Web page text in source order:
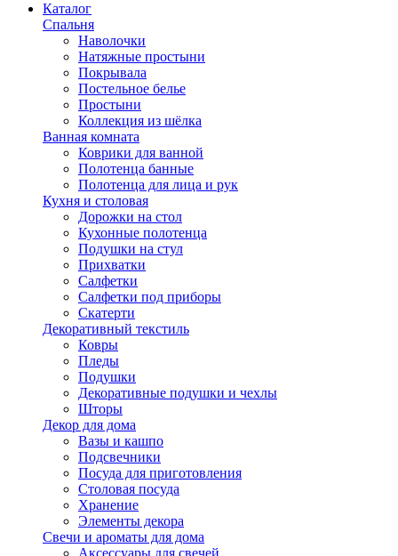
Каталог
Спальня
Наволочки
Натяжные простыни
Покрывала
Постельное белье
Простыни
Коллекция из шёлка
Ванная комната
Коврики для ванной
Полотенца банные
Полотенца для лица и рук
Кухня и столовая
Дорожки на стол
Кухонные полотенца
Подушки на стул
Прихватки
Салфетки
Салфетки под приборы
Скатерти
Декоративный текстиль
Ковры
Пледы
Подушки
Декоративные подушки и чехлы
Шторы
Декор для дома
Вазы и кашпо
Подсвечники
Посуда для приготовления
Столовая посуда
Хранение
Элементы декора
Свечи и ароматы для дома
Аксессуары для свечей